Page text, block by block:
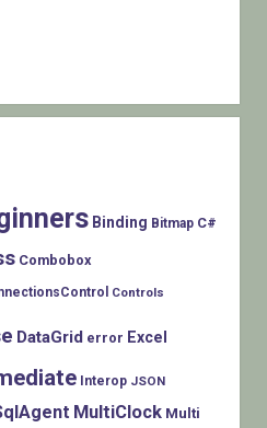
Binding Bitmap C#
Combobox
Controls
DataGrid error Excel
Interop JSON
MultiClock Multi